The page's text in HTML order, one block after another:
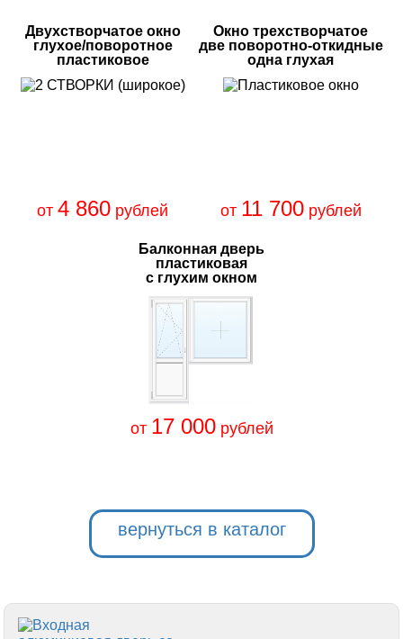
Двухстворчатое окно
глухое/поворотное
пластиковое
от 4 860 рублей
Окно трехстворчатое
две поворотно-откидные
одна глухая
от 11 700рублей
Балконная дверь
пластиковая
с глухим окном
от 17 000рублей
вернуться в каталог